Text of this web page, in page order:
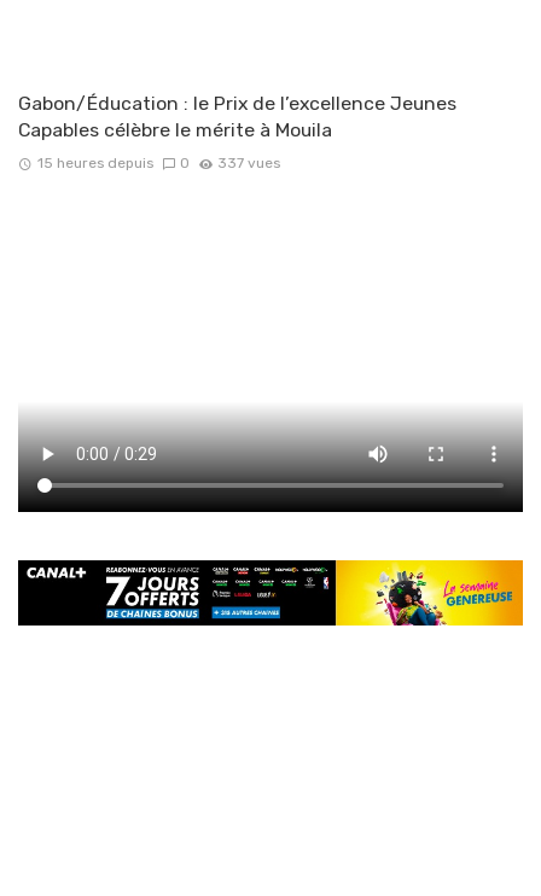
Gabon/Éducation : le Prix de l’excellence Jeunes
Capables célèbre le mérite à Mouila
15 heures depuis 0 337 vues